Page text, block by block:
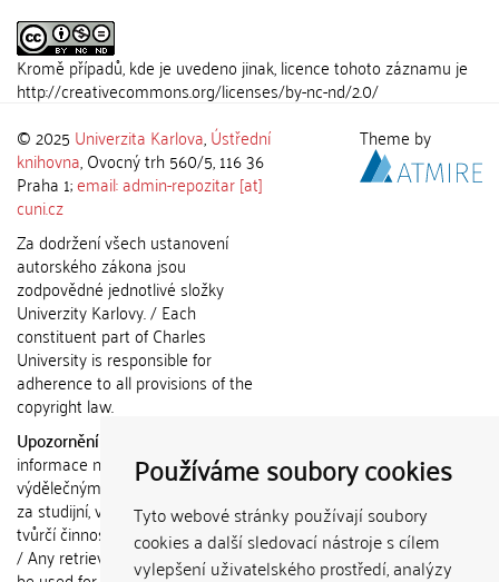
Používáme soubory cookies
Tyto webové stránky používají soubory
cookies a další sledovací nástroje s cílem
vylepšení uživatelského prostředí, analýzy
Kromě případů, kde je uvedeno jinak, licence tohoto záznamu je
http://creativecommons.org/licenses/by-nc-nd/2.0/
© 2025 Univerzita Karlova,Ústřední
knihovna, Ovocný trh 560/5, 116 36
Praha 1;email: admin-repozitar [at]
cuni.cz
Za dodržení všech ustanovení
autorského zákona jsou
zodpovědné jednotlivé složky
Univerzity Karlovy. / Each
constituent part of Charles
University is responsible for
adherence to all provisions of the
copyright law.
Upozornění / Notice:
informace nemohou být použity k
výdělečným účelům nebo vydávány
za studijní, vědeckou nebo jinou
tvůrčí činnost jiné osoby než autora.
/ Any retrieved information shall not
Theme by